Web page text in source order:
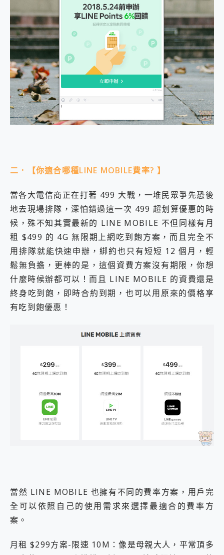
二．【你適合哪種LINE MOBILE費率? 】
當各大電信商正在打著 499 大戰，一堆民眾爭先恐後
地去現場排隊，深怕錯過這一次 499 超划算優惠的時
候，殊不知其實最新的 LINE MOBILE 不但同樣有月
租 $499 的 4G 無限期上網吃到飽方案，而且完全不
用排隊就能快速申辦，綁約也只有短短 12 個月，輕
鬆無負擔，更棒的是，這個資費方案沒有期限，你想
什麼時候辦都可以！而且 LINE MOBILE 的資費還是
終身吃到飽，即時合約到期，也可以用原來的價格享
有吃到飽優惠！
當然 LINE MOBILE 也擁有不同的費率方案，用戶完
全可以依照自己的使用需求來選擇最適合的費率方
案。
月租 $299方案-限速 10M：像是母親大人，平常頂多